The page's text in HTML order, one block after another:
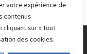
votre expérience de
contenus
sur « Tout
des cookies.
droits réservés